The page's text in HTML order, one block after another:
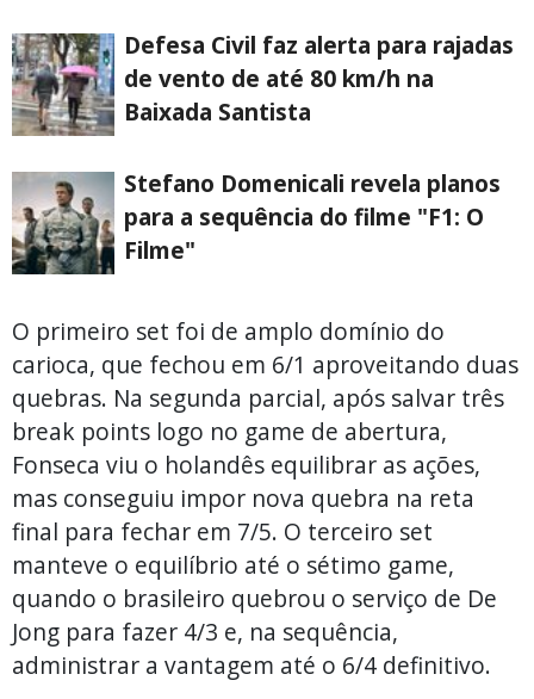
Defesa Civil faz alerta para rajadas
de vento de até 80 km/h na
Baixada Santista
Stefano Domenicali revela planos
para a sequência do filme "F1: O
Filme"
O primeiro set foi de amplo domínio do
carioca, que fechou em 6/1 aproveitando duas
quebras. Na segunda parcial, após salvar três
break points logo no game de abertura,
Fonseca viu o holandês equilibrar as ações,
mas conseguiu impor nova quebra na reta
final para fechar em 7/5. O terceiro set
manteve o equilíbrio até o sétimo game,
quando o brasileiro quebrou o serviço de De
Jong para fazer 4/3 e, na sequência,
administrar a vantagem até o 6/4 definitivo.